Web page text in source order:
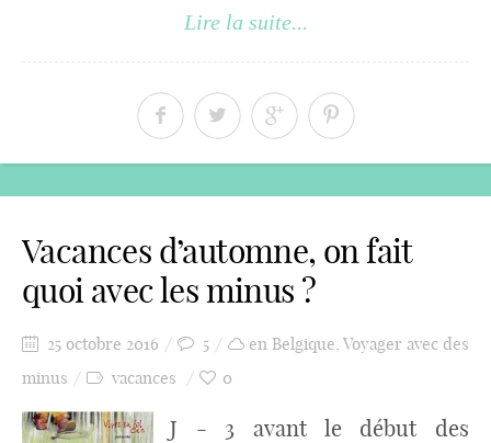
Lire la suite...
Vacances d’automne, on fait
quoi avec les minus ?
25 octobre 2016 5 en Belgique, Voyager avec des
minus
vacances 0
J - 3 avant le début des